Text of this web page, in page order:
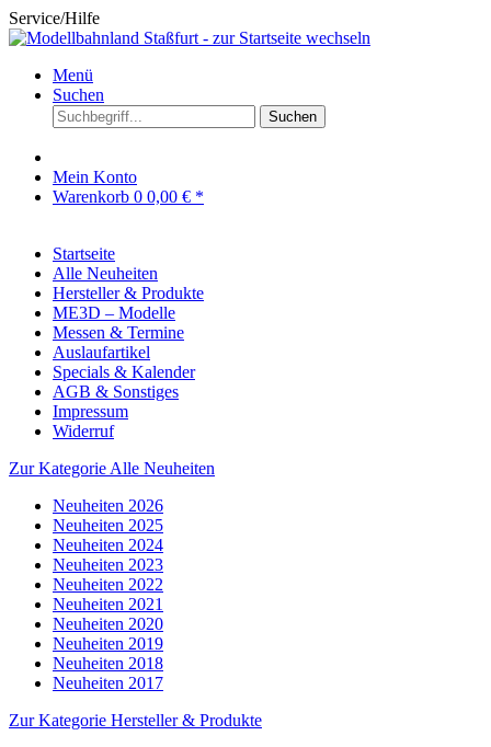
Service/Hilfe
Menü
Suchen
Suchen
Mein Konto
Warenkorb 0 0,00 € *
Startseite
Alle Neuheiten
Hersteller & Produkte
ME3D – Modelle
Messen & Termine
Auslaufartikel
Specials & Kalender
AGB & Sonstiges
Impressum
Widerruf
Zur Kategorie Alle Neuheiten
Neuheiten 2026
Neuheiten 2025
Neuheiten 2024
Neuheiten 2023
Neuheiten 2022
Neuheiten 2021
Neuheiten 2020
Neuheiten 2019
Neuheiten 2018
Neuheiten 2017
Zur Kategorie Hersteller & Produkte